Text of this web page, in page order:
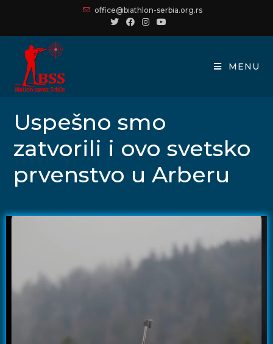
office@biathlon-serbia.org.rs
MENU
Uspešno smo
zatvorili i ovo svetsko
prvenstvo u Arberu